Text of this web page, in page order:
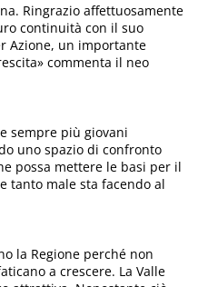
Ringrazio affettuosamente
continuità con il suo
Azione, un importante
commenta il neo
sempre più giovani
uno spazio di confronto
possa mettere le basi per il
tanto male sta facendo al
la Regione perché non
a crescere. La Valle